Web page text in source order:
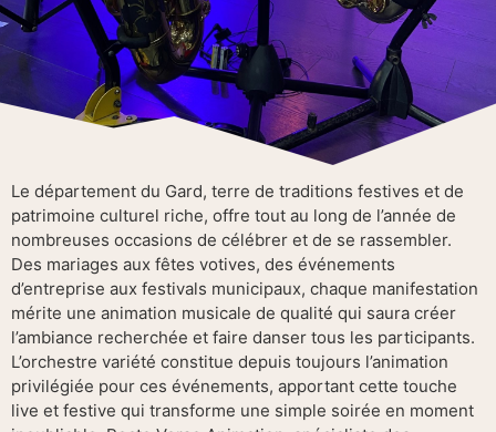
Le département du Gard, terre de traditions festives et de
patrimoine culturel riche, offre tout au long de l’année de
nombreuses occasions de célébrer et de se rassembler.
Des mariages aux fêtes votives, des événements
d’entreprise aux festivals municipaux, chaque manifestation
mérite une animation musicale de qualité qui saura créer
l’ambiance recherchée et faire danser tous les participants.
L’orchestre variété constitue depuis toujours l’animation
privilégiée pour ces événements, apportant cette touche
live et festive qui transforme une simple soirée en moment